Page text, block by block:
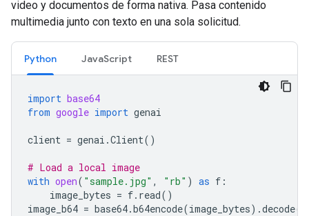
video y documentos de forma nativa. Pasa contenido
multimedia junto con texto en una sola solicitud.
Python JavaScript REST
import base64
from google import genai
client = genai .Client()
# Load a local image
with open( "sample.jpg" , "rb" ) as f :
image_bytes = f. read()
image_b64 = base64.b64encode(image_bytes) .decode(